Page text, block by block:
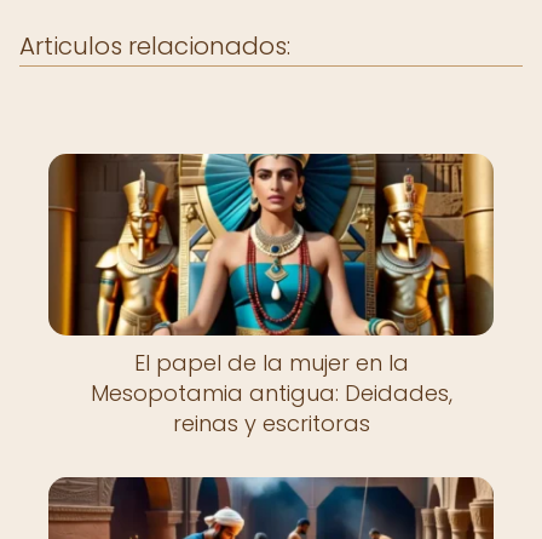
Articulos relacionados:
El papel de la mujer en la
Mesopotamia antigua: Deidades,
reinas y escritoras